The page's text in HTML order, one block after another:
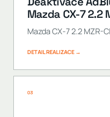
Mazda CX-7 2.2
Mazda CX-7 2.2 MZR-
DETAIL REALIZACE →
03